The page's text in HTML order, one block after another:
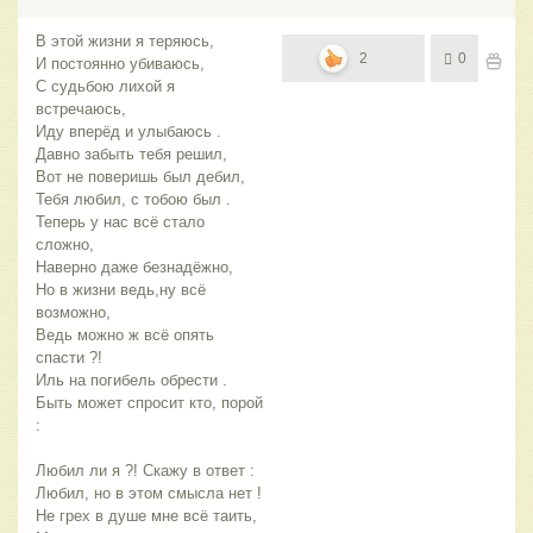
В этой жизни я теряюсь,
И постоянно убиваюсь,
С судьбою лихой я
встречаюсь,
Иду вперёд и улыбаюсь .
Давно забыть тебя решил,
Вот не поверишь был дебил,
Тебя любил, с тобою был .
Теперь у нас всё стало
сложно,
Наверно даже безнадёжно,
Но в жизни ведь,ну всё
возможно,
Ведь можно ж всё опять
спасти ?!
Иль на погибель обрести .
Быть может спросит кто, порой
:
Любил ли я ?! Скажу в ответ :
Любил, но в этом смысла нет !
Не грех в душе мне всё таить,
2 0